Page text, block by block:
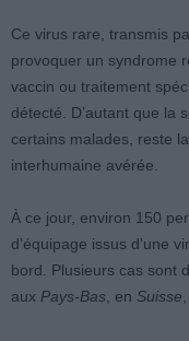
Ce virus rare, transmis
provoquer un syndrome
vaccin ou traitement
détecté. D’autant que la
certains malades, reste
interhumaine avérée.
À ce jour, environ 150
d’équipage issus d’une
bord. Plusieurs cas sont
aux Pays-Bas, en Suisse